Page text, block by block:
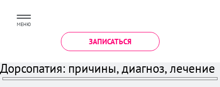
МЕНЮ
ЗАПИСАТЬСЯ
Дорсопатия: причины, диагноз, лечение